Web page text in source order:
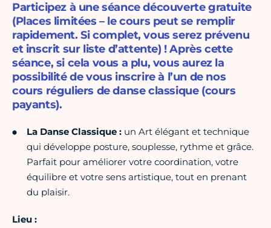
Participez à une séance découverte gratuite
(Places limitées – le cours peut se remplir
rapidement. Si complet, vous serez prévenu
et inscrit sur liste d’attente) ! Après cette
séance, si cela vous a plu, vous aurez la
possibilité de vous inscrire à l’un de nos
cours réguliers de danse classique (cours
payants).
La Danse Classique : un Art élégant et technique
qui développe posture, souplesse, rythme et grâce.
Parfait pour améliorer votre coordination, votre
équilibre et votre sens artistique, tout en prenant
du plaisir.
Lieu :